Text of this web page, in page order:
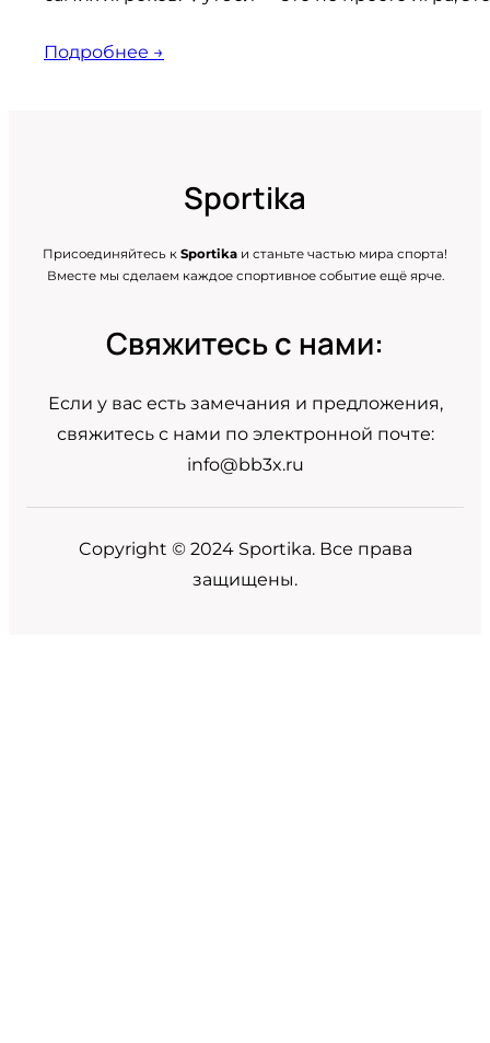
Подробнее →
Sportika
Присоединяйтесь к Sportika и станьте частью мира спорта!
Вместе мы сделаем каждое спортивное событие ещё ярче.
Свяжитесь с нами:
Если у вас есть замечания и предложения,
свяжитесь с нами по электронной почте:
info@bb3x.ru
Copyright © 2024 Sportika. Все права
защищены.